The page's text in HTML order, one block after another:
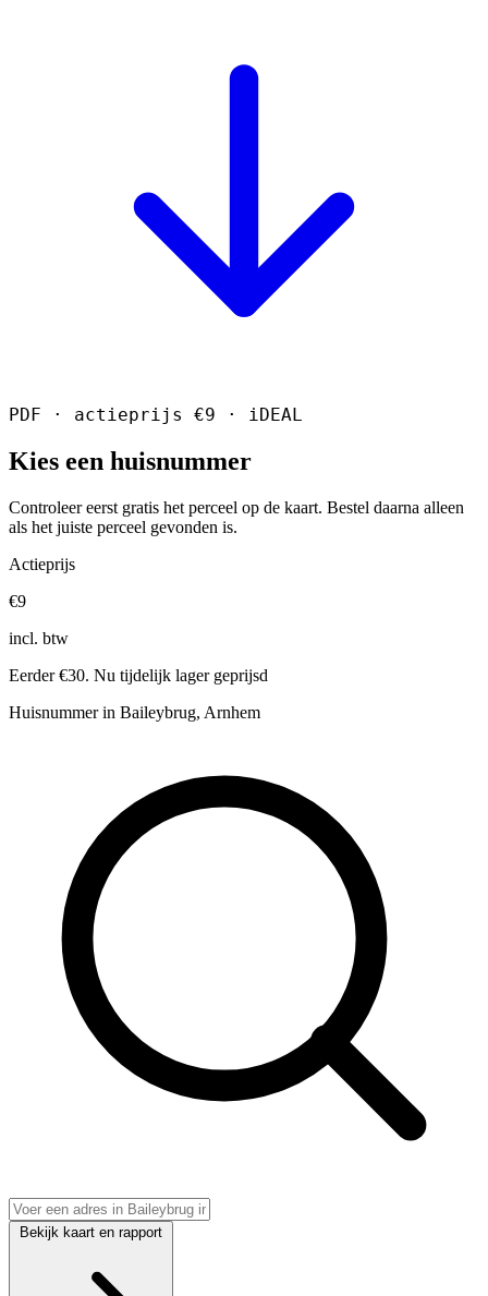
PDF · actieprijs €9 · iDEAL
Kies een huisnummer
Controleer eerst gratis het perceel op de kaart. Bestel daarna alleen
als het juiste perceel gevonden is.
Actieprijs
€9
incl. btw
Eerder €30. Nu tijdelijk lager geprijsd
Huisnummer in Baileybrug, Arnhem
Bekijk kaart en rapport